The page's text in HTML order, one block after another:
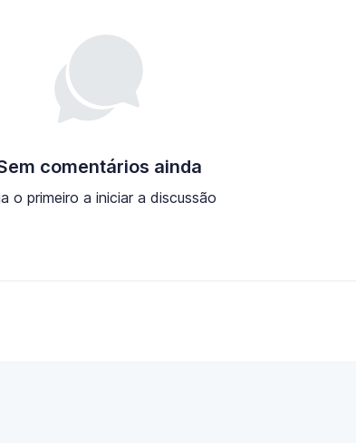
comentários ainda
o primeiro a iniciar a discussão